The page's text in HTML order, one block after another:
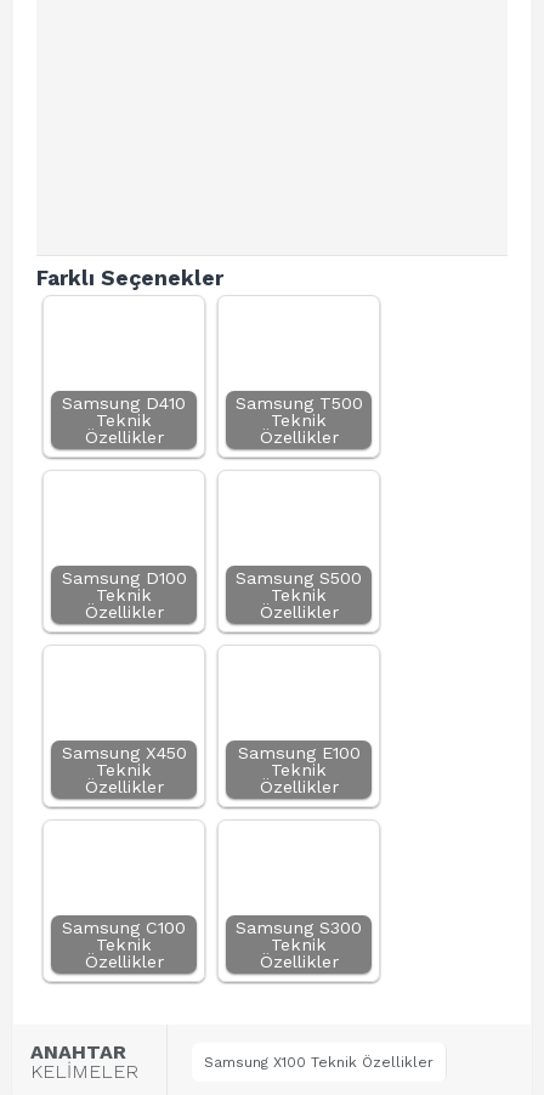
Farklı Seçenekler
Samsung D410
Teknik
Özellikler
Samsung T500
Teknik
Özellikler
Samsung D100
Teknik
Özellikler
Samsung S500
Teknik
Özellikler
Samsung X450
Teknik
Özellikler
Samsung E100
Teknik
Özellikler
Samsung C100
Teknik
Özellikler
Samsung S300
Teknik
Özellikler
ANAHTAR
KELİMELER
Samsung X100 Teknik Özellikler